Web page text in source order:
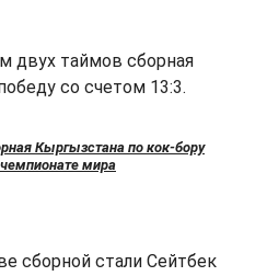
двух таймов сборная
со счетом 13:3.
Кыргызстана по кок-бору
чемпионате мира
сборной стали Сейтбек